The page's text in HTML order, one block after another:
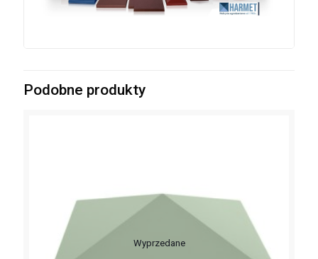
Podobne produkty
Wyprzedane